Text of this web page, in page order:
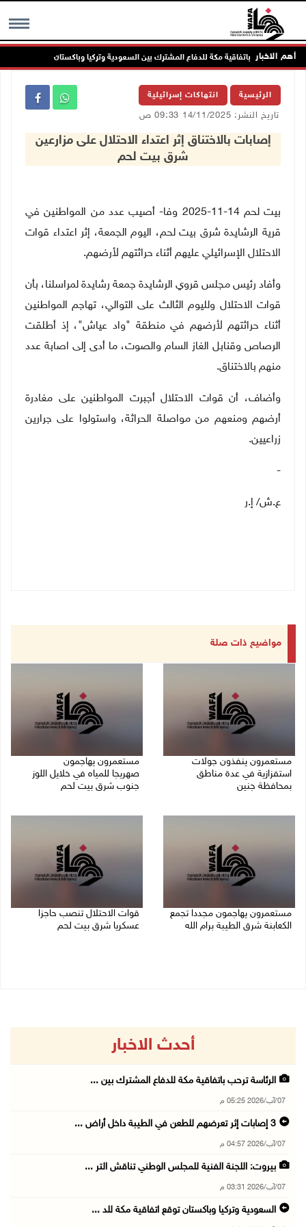
MENU أهم الاخبار
الرئاسة ترحب باتفاقية مكة للدفاع المشترك بين السعودية وتركيا وباكستان
الرئيسية انتهاكات إسرائيلية
تاريخ النشر: 14/11/2025 09:33 ص
إصابات بالاختناق إثر اعتداء الاحتلال على مزارعين
شرق بيت لحم
بيت لحم 14-11-2025 وفا- أصيب عدد من المواطنين في
قرية الرشايدة شرق بيت لحم، اليوم الجمعة، إثر اعتداء قوات
الاحتلال الإسرائيلي عليهم أثناء حراثتهم لأرضهم.
وأفاد رئيس مجلس قروي الرشايدة جمعة رشايدة لمراسلنا، بأن
قوات الاحتلال ولليوم الثالث على التوالي، تهاجم المواطنين
أثناء حراثتهم لأرضهم في منطقة "واد عياش"، إذ أطلقت
الرصاص وقنابل الغاز السام والصوت، ما أدى إلى اصابة عدد
منهم بالاختناق.
وأضاف، أن قوات الاحتلال أجبرت المواطنين على مغادرة
أرضهم ومنعهم من مواصلة الحراثة، واستولوا على جرارين
زراعيين.
-
ع.ش/ إ.ر
مواضيع ذات صلة
مستعمرون ينفذون جولات
استفزازية في عدة مناطق
بمحافظة جنين
مستعمرون يهاجمون
صهريجا للمياه في خلايل اللوز
جنوب شرق بيت لحم
مستعمرون يهاجمون مجددا تجمع
الكعابنة شرق الطيبة برام الله
قوات الاحتلال تنصب حاجزا
عسكريا شرق بيت لحم
أحدث الاخبار
الرئاسة ترحب باتفاقية مكة للدفاع المشترك بين ...
07/آب/2026 05:25 م
3 إصابات إثر تعرضهم للطعن في الطيبة داخل أراض ...
07/آب/2026 04:57 م
بيروت: اللجنة الفنية للمجلس الوطني تناقش التر ...
07/آب/2026 03:31 م
السعودية وتركيا وباكستان توقع اتفاقية مكة للد ...